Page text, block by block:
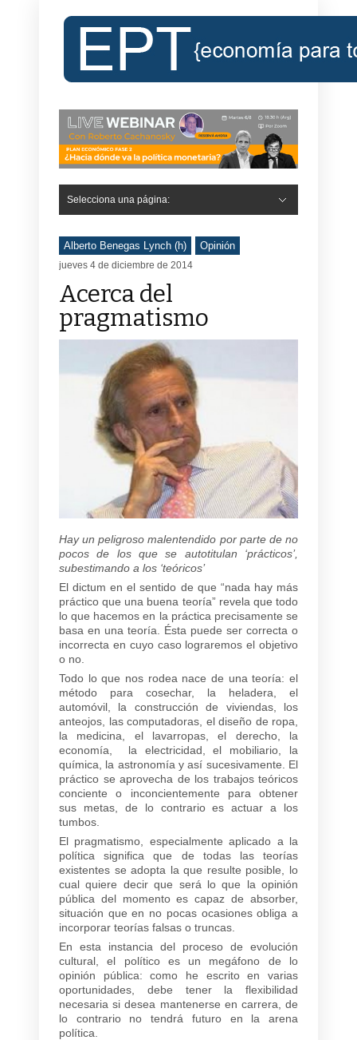
Selecciona una página:
Alberto Benegas Lynch (h) Opinión
jueves 4 de diciembre de 2014
Acerca del
pragmatismo
Hay un peligroso malentendido por parte de no
pocos de los que se autotitulan ‘prácticos’,
subestimando a los ‘teóricos’
Eldictumen el sentido de que “nada hay más
práctico que una buena teoría” revela que todo
lo que hacemos en la práctica precisamente se
basa en una teoría. Ésta puede ser correcta o
incorrecta en cuyo caso lograremos el objetivo
o no.
Todo lo que nos rodea nace de una teoría: el
método para cosechar, la heladera, el
automóvil, la construcción de viviendas, los
anteojos, las computadoras, el diseño de ropa,
la medicina, el lavarropas, el derecho, la
economía, la electricidad, el mobiliario, la
química, la astronomía y así sucesivamente. El
práctico se aprovecha de los trabajos teóricos
conciente o inconcientemente para obtener
sus metas, de lo contrario es actuar a los
tumbos.
El pragmatismo, especialmente aplicado a la
política significa que de todas las teorías
existentes se adopta la que resulte posible, lo
cual quiere decir que será lo que la opinión
pública del momento es capaz de absorber,
situación que en no pocas ocasiones obliga a
incorporar teorías falsas o truncas.
En esta instancia del proceso de evolución
cultural, el político es un megáfono de lo
opinión pública: como he escrito en varias
oportunidades, debe tener la flexibilidad
necesaria si desea mantenerse en carrera, de
lo contrario no tendrá futuro en la arena
política.